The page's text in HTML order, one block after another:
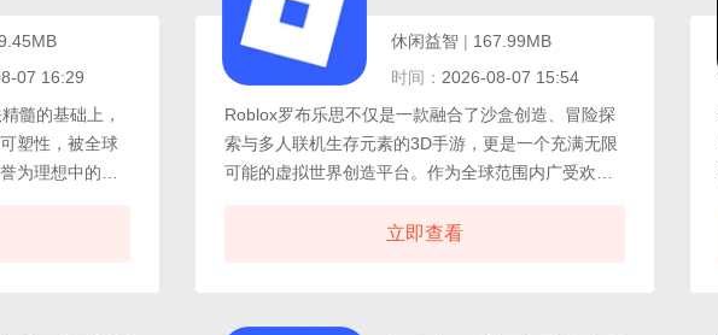
动与随机事件展开。
07 16:29
髓的基础上，
塑性，被全球
为理想中的沙
成为高度定制
休闲益智 | 167.99MB
时间： 2026-08-07 15:54
Roblox罗布乐思不仅是一款融合了沙盒创造、冒险探
索与多人联机生存元素的3D手游，更是一个充满无限
可能的虚拟世界创造平台。作为全球范围内广受欢迎
的舞台，让每个人都能成为游戏的创造者与参与者，
立即查看